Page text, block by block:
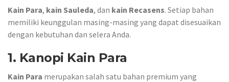
Kain Para, kain Sauleda, dan kain Recasens. Setiap bahan
memiliki keunggulan masing-masing yang dapat disesuaikan
dengan kebutuhan dan selera Anda.
1. Kanopi Kain Para
Kain Para merupakan salah satu bahan premium yang